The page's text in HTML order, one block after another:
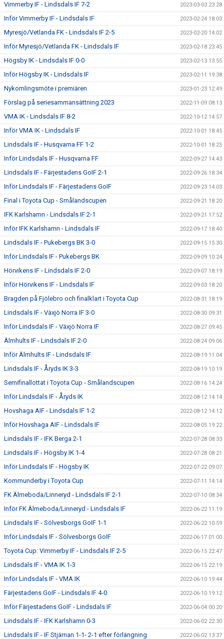
Vimmerby IF - Lindsdals IF 7-2 2023-03-03 23:28
Inför Vimmerby IF - Lindsdals IF 2023-02-24 18:03
Myresjö/Vetlanda FK - Lindsdals IF 2-5 2023-02-20 14:02
Inför Myresjö/Vetlanda FK - Lindsdals IF 2023-02-18 23:45
Högsby IK - Lindsdals IF 0-0 2023-02-13 13:55
Inför Högsby IK - Lindsdals IF 2023-02-11 19:38
Nykomlingsmöte i premiären 2023-01-23 12:49
Förslag på seriesammansättning 2023 2022-11-09 08:13
VMA IK - Lindsdals IF 8-2 2022-10-12 14:57
Inför VMA IK - Lindsdals IF 2022-10-01 18:45
Lindsdals IF - Husqvarna FF 1-2 2022-10-01 18:25
Inför Lindsdals IF - Husqvarna FF 2022-09-27 14:43
Lindsdals IF - Färjestadens GoIF 2-1 2022-09-26 18:34
Inför Lindsdals IF - Färjestadens GoIF 2022-09-23 14:03
Final i Toyota Cup - Smålandscupen 2022-09-21 18:20
IFK Karlshamn - Lindsdals IF 2-1 2022-09-21 17:52
Inför IFK Karlshamn - Lindsdals IF 2022-09-17 18:40
Lindsdals IF - Pukebergs BK 3-0 2022-09-15 15:30
Inför Lindsdals IF - Pukebergs BK 2022-09-09 10:24
Hörvikens IF - Lindsdals IF 2-0 2022-09-07 18:19
Inför Hörvikens IF - Lindsdals IF 2022-09-03 18:20
Bragden på Fjölebro och finalklart i Toyota Cup 2022-08-31 18:19
Lindsdals IF - Växjö Norra IF 3-0 2022-08-30 09:31
Inför Lindsdals IF - Växjö Norra IF 2022-08-27 09:45
Älmhults IF - Lindsdals IF 2-0 2022-08-24 09:06
Inför Älmhults IF - Lindsdals IF 2022-08-19 11:04
Lindsdals IF - Åryds IK 3-3 2022-08-19 10:19
Semifinallottat i Toyota Cup - Smålandscupen 2022-08-16 14:24
Inför Lindsdals IF - Åryds IK 2022-08-12 14:14
Hovshaga AIF - Lindsdals IF 1-2 2022-08-12 14:12
Inför Hovshaga AIF - Lindsdals IF 2022-08-05 19:22
Lindsdals IF - IFK Berga 2-1 2022-07-28 08:33
Lindsdals IF - Högsby IK 1-4 2022-07-28 08:21
Inför Lindsdals IF - Högsby IK 2022-07-22 09:07
Kommunderby i Toyota Cup 2022-07-11 14:14
FK Älmeboda/Linneryd - Lindsdals IF 2-1 2022-07-10 08:34
Inför FK Älmeboda/Linneryd - Lindsdals IF 2022-06-22 11:19
Lindsdals IF - Sölvesborgs GoIF 1-1 2022-06-22 10:59
Inför Lindsdals IF - Sölvesborgs GoIF 2022-06-17 01:00
Toyota Cup: Vimmerby IF - Lindsdals IF 2-5 2022-06-15 22:47
Lindsdals IF - VMA IK 1-3 2022-06-15 22:19
Inför Lindsdals IF - VMA IK 2022-06-10 19:44
Färjestadens GoIF - Lindsdals IF 4-0 2022-06-10 19:12
Inför Färjestadens GoIF - Lindsdals IF 2022-06-04 00:20
Lindsdals IF - IFK Karlshamn 0-3 2022-06-02 22:30
Lindsdals IF - IF Stjärnan 1-1- 2-1 efter förlängning 2022-06-02 13:37